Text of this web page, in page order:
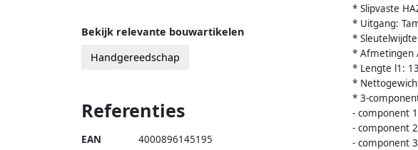
* Slipvaste
* Uitgang:
*
* Afmetingen
* Lengte l1:
*
* 3-
- component
- component
- component
Bekijk relevante bouwartikelen
Handgereedschap
Referenties
EAN 4000896145195